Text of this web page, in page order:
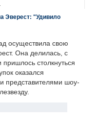
Эверест: "Удивило
осуществила свою
Она делилась, с
столкнуться
оказался
представителями шоу-